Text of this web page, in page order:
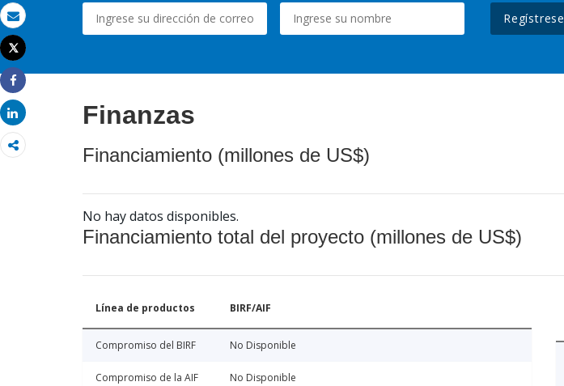
Correo electrónico
Imprimir
Tweet
Share
Share
Regístrese
Finanzas
Financiamiento (millones de US$)
No hay datos disponibles.
Financiamiento total del proyecto (millones de US$)
Línea de productos BIRF/AIF
Compromiso del BIRF No Disponible
Compromiso de la AIF No Disponible